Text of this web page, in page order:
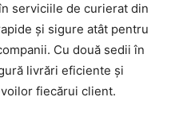
serviciile de curierat din
și sigure atât pentru
Cu două sedii în
livrări eficiente și
fiecărui client.